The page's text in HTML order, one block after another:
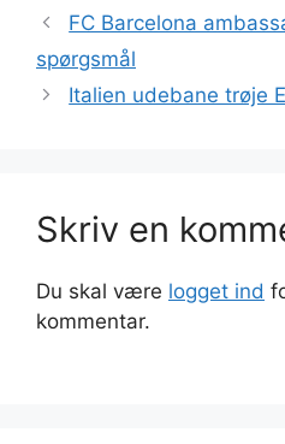
FC Barcelona
spørgsmål
Italien udebane trøje
Skriv en
Du skal være logget ind
kommentar.